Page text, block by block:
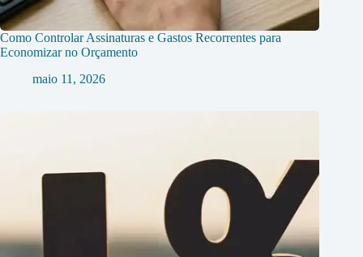
Como Controlar Assinaturas e Gastos Recorrentes para
Economizar no Orçamento
maio 11, 2026